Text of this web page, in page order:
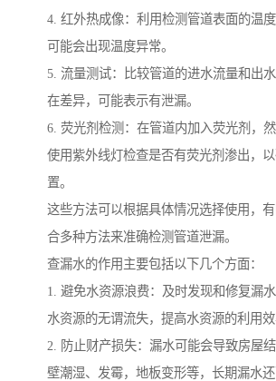
4. 红外热成像：利用检测管道表面的温
可能会出现温度异常。
5. 流量测试：比较管道的进水流量和出
在差异，可能表示有泄漏。
6. 荧光剂检测：在管道内加入荧光剂，
使用紫外线灯检查是否有荧光剂渗出，
置。
这些方法可以根据具体情况选择使用，
合多种方法来准确检测管道泄漏。
查漏水的作用主要包括以下几个方面：
1. 避免水资源浪费：及时发现和修复漏
水资源的无谓流失，提高水资源的利用效
2. 防止财产损失：漏水可能会导致房屋
壁潮湿、发霉，地板变形等，长期漏水